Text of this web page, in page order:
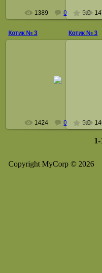
1389 0 5.0
Котик № 3
1424 0 5.0
Котик № 3
Copyright MyCorp © 2026